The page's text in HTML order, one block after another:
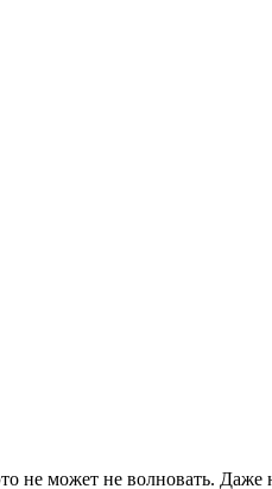
не может не волновать.